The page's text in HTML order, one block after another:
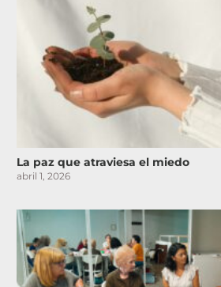
La paz que atraviesa el miedo
abril 1, 2026